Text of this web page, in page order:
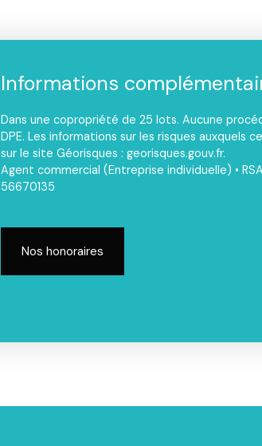
Informations
Dans une copropriété de 25 lots. Aucune
DPE. Les informations sur les risques auxquels
sur le site Géorisques : georisques.gouv.fr.
Agent commercial (Entreprise individuelle) •
56670135
Nos honoraires